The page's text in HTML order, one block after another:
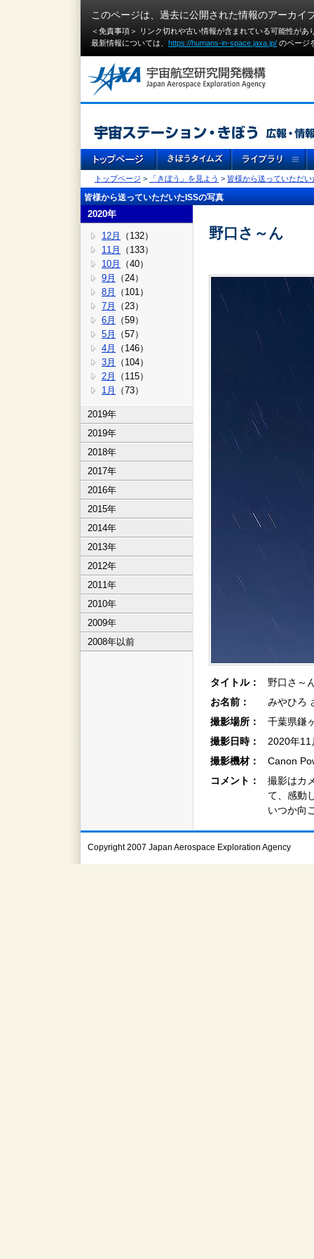
このページは、過去に公開された情報のアーカイ
＜免責事項＞ リンク切れや古い情報が含まれている可能性が
最新情報については、 https://humans-in-space.jaxa.jp/ のページ
トップページ > 「きぼう」を見よう > 皆様から送っていただい
皆様から送っていただいたISSの写真
2020年
12月
（132）
11月
（133）
10月
（40）
9月
（24）
8月
（101）
7月
（23）
6月
（59）
5月
（57）
4月
（146）
3月
（104）
2月
（115）
1月
（73）
2019年
2019年
2018年
2017年
2016年
2015年
2014年
2013年
2012年
2011年
2010年
2009年
2008年以前
野口さ～ん
タイトル：
野口さ～
お名前：
みやひろ
撮影場所：
千葉県鎌
撮影日時：
2020年
撮影機材：
Canon
コメント：
撮影はカ
て、感動
いつか向
Copyright 2007 Japan Aerospace Exploration Agency